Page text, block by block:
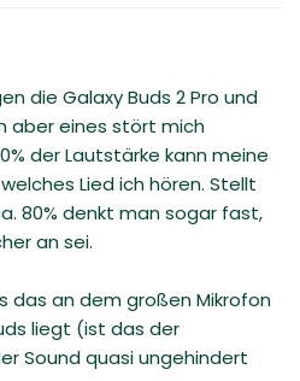
die Galaxy Buds 2 Pro und
aber eines stört mich
der Lautstärke kann meine
Lied ich hören. Stellt
80% denkt man sogar fast,
an sei.
das an dem großen Mikrofon
liegt (ist das der
Sound quasi ungehindert